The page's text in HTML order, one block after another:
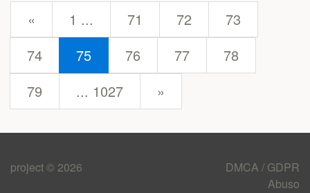
« 1 ... 71 72
73
74
75 76 77
78
79
... 1027 »
project © 2026
DMCA / GDPR
Abuso